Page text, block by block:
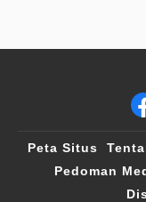
Peta Situs
Pedoman